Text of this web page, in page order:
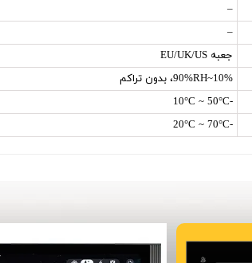
–
–
جعبه EU/UK/US
10%~90%RH، بدون تراکم
-10°C ~ 50°C
-20°C ~ 70°C